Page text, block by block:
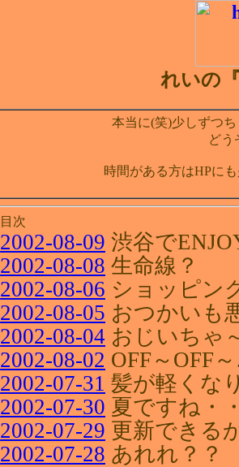
れいの
本当に(笑)少しずつ
どう
時間がある方はHPに
目次
2002-08-09 渋谷で
2002-08-08 生命線？
2002-08-06 ショッピン
2002-08-05 おつかいも
2002-08-04 おじいちゃ
2002-08-02 OFF～OFF
2002-07-31 髪が軽くな
2002-07-30 夏ですね・
2002-07-29 更新できる
2002-07-28 あれれ？？